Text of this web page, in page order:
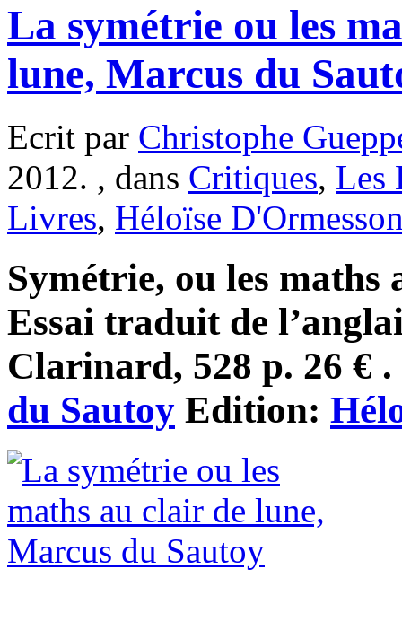
La symétrie ou les
lune, Marcus du
Ecrit par Christophe
2012. , dans Critiques, Les
Livres, Héloïse
Symétrie, ou les maths
Essai traduit de
Clarinard, 528 p. 26 €
du Sautoy Edition: